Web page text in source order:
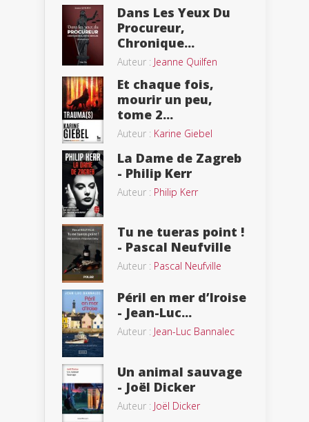
Dans Les Yeux Du
Procureur,
Chronique...
Auteur : Jeanne Quilfen
Et chaque fois,
mourir un peu,
tome 2...
Auteur : Karine Giebel
La Dame de Zagreb
- Philip Kerr
Auteur : Philip Kerr
Tu ne tueras point !
- Pascal Neufville
Auteur : Pascal Neufville
Péril en mer d’Iroise
- Jean-Luc...
Auteur : Jean-Luc Bannalec
Un animal sauvage
- Joël Dicker
Auteur : Joël Dicker